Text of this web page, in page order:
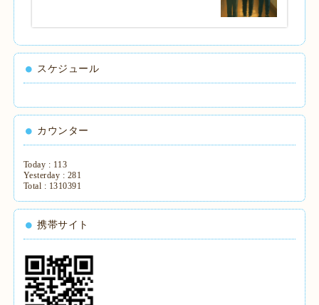
スケジュール
カウンター
Today : 113
Yesterday : 281
Total : 1310391
携帯サイト